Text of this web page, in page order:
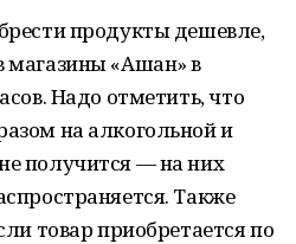
продукты дешевле,
магазины «Ашан» в
Надо отметить, что
на алкогольной и
получится — на них
Также
товар приобретается по